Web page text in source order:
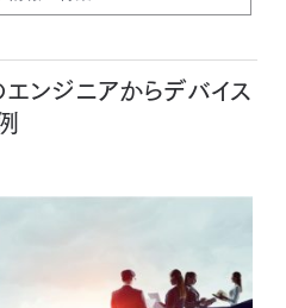
ンジニアからデバイス